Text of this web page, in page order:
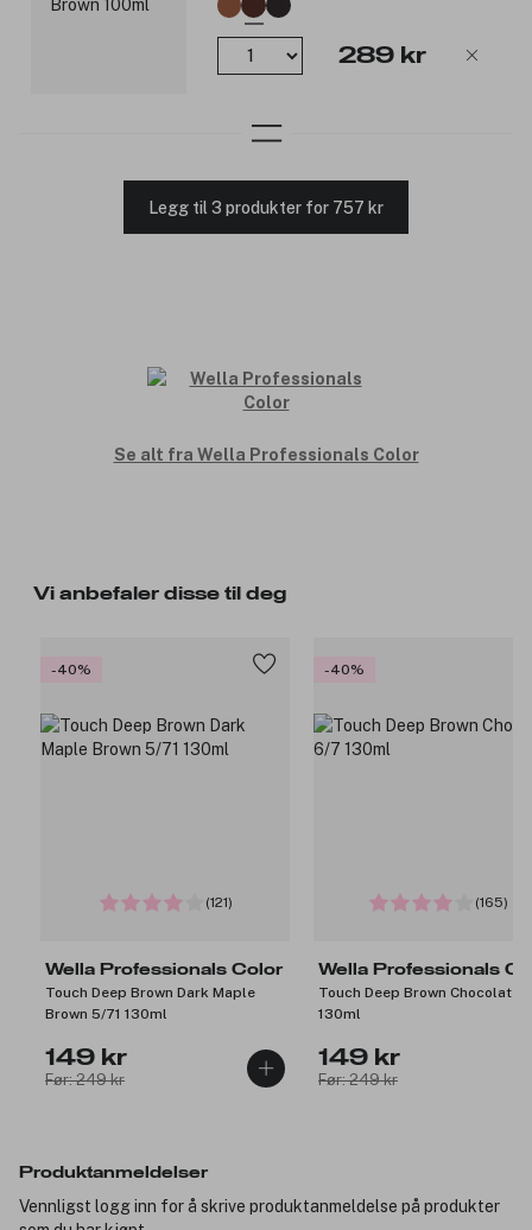
289 kr
Legg til 3 produkter for 757 kr
Se alt fra Wella Professionals Color
Vi anbefaler disse til deg
-40%
(121)
Wella Professionals Color
Touch Deep Brown Dark Maple
Brown 5/71 130ml
149 kr
Før: 249 kr
-40%
(165)
Wella Professionals
Touch Deep Brown Chocolate
130ml
149 kr
Før: 249 kr
Produktanmeldelser
Vennligst logg inn for å skrive produktanmeldelse på produkter